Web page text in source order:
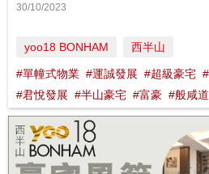
30/10/2023
yoo18 BONHAM 西半山
#單幢式物業 #運誠發展 #超級豪宅
#君悅發展 #半山豪宅 #富豪 #般咸道